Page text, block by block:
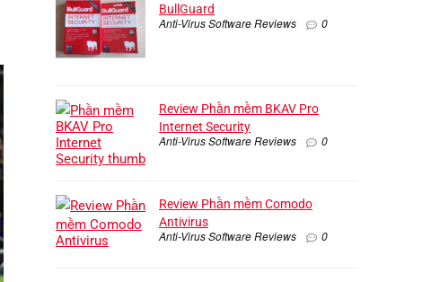
BullGuard
Anti-Virus Software Reviews 0
Review Phần mềm BKAV Pro
Internet Security
Anti-Virus Software Reviews 0
Review Phần mềm Comodo
Antivirus
Anti-Virus Software Reviews 0